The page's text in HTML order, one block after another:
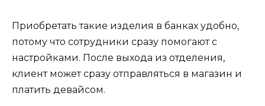
Приобретатьтакие изделия в банках удобно,
потому что сотрудники сразу помогают с
настройками. После выхода из отделения,
клиент может сразу отправляться в магазин и
платить девайсом.